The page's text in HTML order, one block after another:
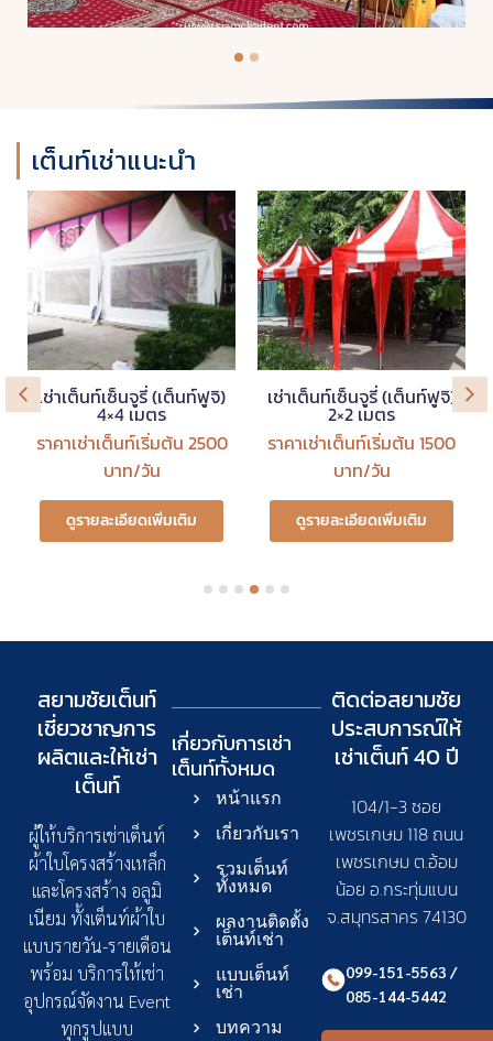
เต็นท์เช่าแนะนำ
เช่าเต็นท์เซ็นจูรี่ (เต็นท์ฟูจิ)
4×4 เมตร
ราคาเช่าเต็นท์เริ่มต้น 2500
บาท/วัน
ดูรายละเอียดเพิ่มเติม
เช่าเต็นท์เซ็นจูรี่ (เต็นท์ฟูจิ)
2×2 เมตร
ราคาเช่าเต็นท์เริ่มต้น 1500
บาท/วัน
ดูรายละเอียดเพิ่มเติม
สยามชัยเต็นท์
เชี่ยวชาญการ
ผลิตและให้เช่า
เต็นท์
ผู้ให้บริการเช่าเต็นท์
ผ้าใบโครงสร้างเหล็ก
และโครงสร้าง อลูมิ
เนียม ทั้งเต็นท์ผ้าใบ
แบบรายวัน-รายเดือน
พร้อม บริการให้เช่า
อุปกรณ์จัดงาน Event
ทุกรูปแบบ
เกี่ยวกับการเช่า
เต็นท์ทั้งหมด
หน้าแรก
เกี่ยวกับเรา
รวมเต็นท์
ทั้งหมด
ผลงานติดตั้ง
เต็นท์เช่า
แบบเต็นท์
เช่า
บทความ
ติดต่อสยามชัย
ประสบการณ์ให้
เช่าเต็นท์ 40 ปี
104/1-3 ซอย
เพชรเกษม 118 ถนน
เพชรเกษม ต.อ้อม
น้อย อ.กระทุ่มแบน
จ.สมุทรสาคร 74130
099-151-5563 /
085-144-5442